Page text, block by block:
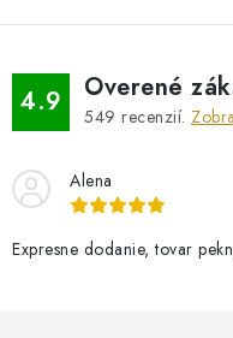
4.9 Overené
549 recenzií.
Alena
Expresne dodanie, tovar